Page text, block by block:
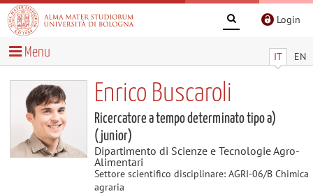
Login
IT EN
Menu
Enrico Buscaroli
Ricercatore a tempo determinato tipo a)
(junior)
Dipartimento di Scienze e Tecnologie Agro-
Alimentari
Settore scientifico disciplinare: AGRI-06/B Chimica
agraria